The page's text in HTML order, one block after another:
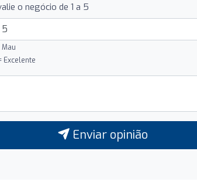
o negócio de 1 a 5
Mau
Excelente
Enviar opinião